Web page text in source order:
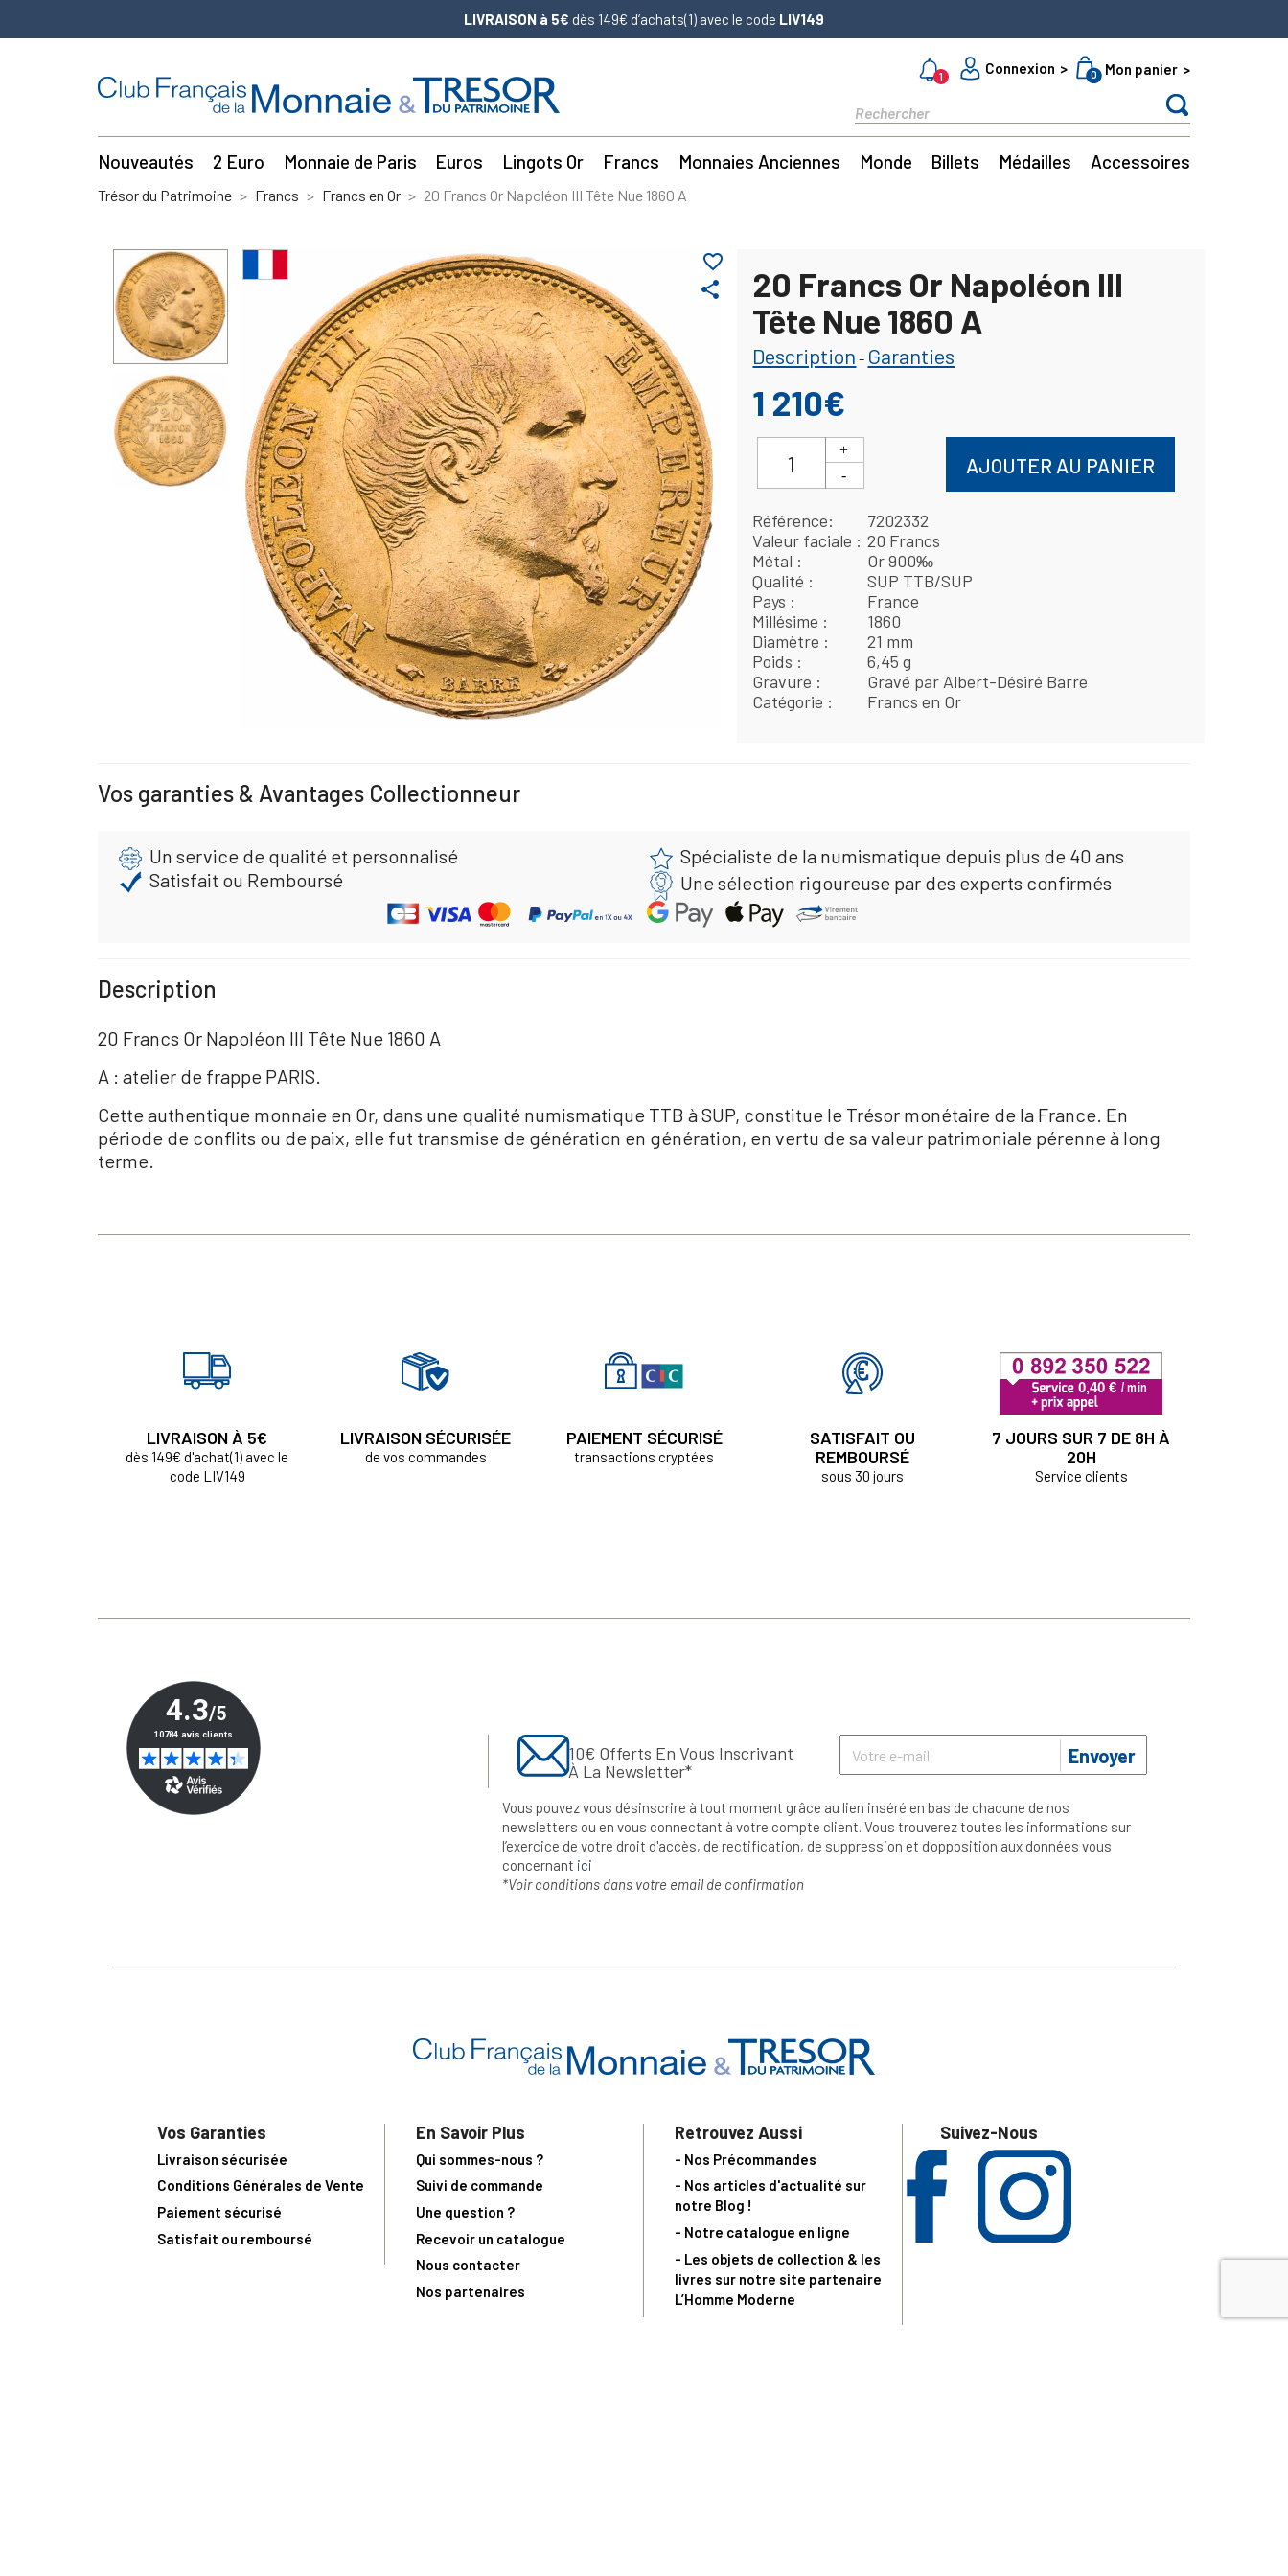
LIVRAISON à 5€ dès 149€ d’achats(1) avec le code LIV149
1
Connexion 0 Mon panier
Nouveautés 2 Euro Monnaie de Paris Euros Lingots Or Francs Monnaies Anciennes Monde Billets Médailles Accessoires
Trésor du Patrimoine Francs Francs en Or 20 Francs Or Napoléon III Tête Nue 1860 A
share
favorite_border
20 Francs Or Napoléon III
Tête Nue 1860 A
Description - Garanties
1 210€
AJOUTER AU PANIER
Référence
7202332
Valeur faciale
20 Francs
Métal
Or 900‰
Qualité
SUP TTB/SUP
Pays
France
Millésime
1860
Diamètre
21 mm
Poids
6,45 g
Gravure
Gravé par Albert-Désiré Barre
Catégorie
Francs en Or
Vos garanties & Avantages Collectionneur
Un service de qualité et personnalisé
Spécialiste de la numismatique depuis plus de 40 ans
Satisfait ou Remboursé
Une sélection rigoureuse par des experts confirmés
Description
20 Francs Or Napoléon III Tête Nue 1860 A
A : atelier de frappe PARIS.
Cette authentique monnaie en Or, dans une qualité numismatique TTB à SUP, constitue le Trésor monétaire de la France. En
période de conflits ou de paix, elle fut transmise de génération en génération, en vertu de sa valeur patrimoniale pérenne à long
terme.
LIVRAISON À 5€
dès 149€ d'achat(1) avec le
code LIV149
LIVRAISON SÉCURISÉE
de vos commandes
PAIEMENT SÉCURISÉ
transactions cryptées
SATISFAIT OU
REMBOURSÉ
sous 30 jours
7 JOURS SUR 7 DE 8H À
20H
Service clients
10€ Offerts En Vous Inscrivant
À La Newsletter*
Envoyer
Vous pouvez vous désinscrire à tout moment grâce au lien inséré en bas de chacune de nos
newsletters ou en vous connectant à votre compte client. Vous trouverez toutes les informations sur
l’exercice de votre droit d'accès, de rectification, de suppression et d'opposition aux données vous
concernant ici
*Voir conditions dans votre email de confirmation
Vos Garanties
Livraison sécurisée
Conditions Générales de Vente
Paiement sécurisé
Satisfait ou remboursé
En Savoir Plus
Qui sommes-nous ?
Suivi de commande
Une question ?
Recevoir un catalogue
Nous contacter
Nos partenaires
Retrouvez Aussi
- Nos Précommandes
- Nos articles d'actualité sur
notre Blog !
- Notre catalogue en ligne
- Les objets de collection & les
livres sur notre site partenaire
L’Homme Moderne
Suivez-Nous